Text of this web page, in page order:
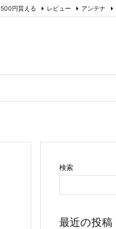
円貰える レビュー アンテナ
検索
最近の投稿